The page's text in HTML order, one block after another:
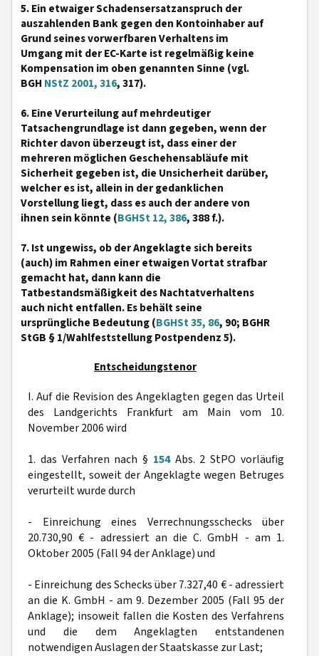
5. Ein etwaiger Schadensersatzanspruch der
auszahlenden Bank gegen den Kontoinhaber auf
Grund seines vorwerfbaren Verhaltens im
Umgang mit der EC-Karte ist regelmäßig keine
Kompensation im oben genannten Sinne (vgl.
BGH NStZ 2001, 316, 317).
6. Eine Verurteilung auf mehrdeutiger
Tatsachengrundlage ist dann gegeben, wenn der
Richter davon überzeugt ist, dass einer der
mehreren möglichen Geschehensabläufe mit
Sicherheit gegeben ist, die Unsicherheit darüber,
welcher es ist, allein in der gedanklichen
Vorstellung liegt, dass es auch der andere von
ihnen sein könnte (BGHSt 12, 386, 388 f.).
7. Ist ungewiss, ob der Angeklagte sich bereits
(auch) im Rahmen einer etwaigen Vortat strafbar
gemacht hat, dann kann die
Tatbestandsmäßigkeit des Nachtatverhaltens
auch nicht entfallen. Es behält seine
ursprüngliche Bedeutung (BGHSt 35, 86, 90; BGHR
StGB § 1/Wahlfeststellung Postpendenz 5).
Entscheidungstenor
I. Auf die Revision des Angeklagten gegen das Urteil
des Landgerichts Frankfurt am Main vom 10.
November 2006 wird
1. das Verfahren nach § 154Abs. 2 StPO vorläufig
eingestellt, soweit der Angeklagte wegen Betruges
verurteilt wurde durch
- Einreichung eines Verrechnungsschecks über
20.730,90 € - adressiert an die C. GmbH - am 1.
Oktober 2005 (Fall 94 der Anklage) und
- Einreichung des Schecks über 7.327,40 € - adressiert
an die K. GmbH - am 9. Dezember 2005 (Fall 95 der
Anklage); insoweit fallen die Kosten des Verfahrens
und die dem Angeklagten entstandenen
notwendigen Auslagen der Staatskasse zur Last;